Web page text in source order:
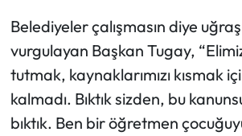
Belediyeler çalışmasın diye
vurgulayan Başkan Tugay,
tutmak, kaynaklarımızı kısmak
kalmadı. Bıktık sizden, bu
bıktık. Ben bir öğretmen